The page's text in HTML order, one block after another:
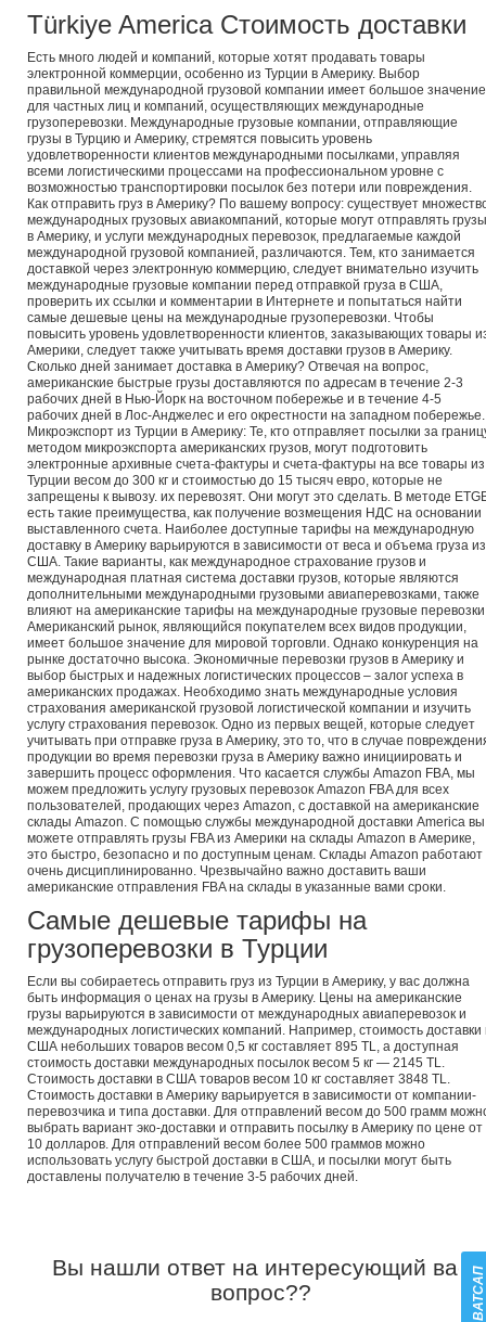
Türkiye America Стоимость доставки
Есть много людей и компаний, которые хотят продавать товары
электронной коммерции, особенно из Турции в Америку. Выбор
правильной международной грузовой компании имеет большое значение
для частных лиц и компаний, осуществляющих международные
грузоперевозки. Международные грузовые компании, отправляющие
грузы в Турцию и Америку, стремятся повысить уровень
удовлетворенности клиентов международными посылками, управляя
всеми логистическими процессами на профессиональном уровне с
возможностью транспортировки посылок без потери или повреждения.
Как отправить груз в Америку? По вашему вопросу: существует
международных грузовых авиакомпаний, которые могут отправлять грузы
в Америку, и услуги международных перевозок, предлагаемые каждой
международной грузовой компанией, различаются. Тем, кто занимается
доставкой через электронную коммерцию, следует внимательно изучить
международные грузовые компании перед отправкой груза в США,
проверить их ссылки и комментарии в Интернете и попытаться найти
самые дешевые цены на международные грузоперевозки. Чтобы
повысить уровень удовлетворенности клиентов, заказывающих товары
Америки, следует также учитывать время доставки грузов в Америку.
Сколько дней занимает доставка в Америку? Отвечая на вопрос,
американские быстрые грузы доставляются по адресам в течение 2-3
рабочих дней в Нью-Йорк на восточном побережье и в течение 4-5
рабочих дней в Лос-Анджелес и его окрестности на западном побережье.
Микроэкспорт из Турции в Америку: Те, кто отправляет посылки за
методом микроэкспорта американских грузов, могут подготовить
электронные архивные счета-фактуры и счета-фактуры на все товары из
Турции весом до 300 кг и стоимостью до 15 тысяч евро, которые не
запрещены к вывозу. их перевозят. Они могут это сделать. В методе
есть такие преимущества, как получение возмещения НДС на основании
выставленного счета. Наиболее доступные тарифы на международную
доставку в Америку варьируются в зависимости от веса и объема груза из
США. Такие варианты, как международное страхование грузов и
международная платная система доставки грузов, которые являются
дополнительными международными грузовыми авиаперевозками, также
влияют на американские тарифы на международные грузовые
Американский рынок, являющийся покупателем всех видов продукции,
имеет большое значение для мировой торговли. Однако конкуренция на
рынке достаточно высока. Экономичные перевозки грузов в Америку и
выбор быстрых и надежных логистических процессов – залог успеха в
американских продажах. Необходимо знать международные условия
страхования американской грузовой логистической компании и изучить
услугу страхования перевозок. Одно из первых вещей, которые следует
учитывать при отправке груза в Америку, это то, что в случае
продукции во время перевозки груза в Америку важно инициировать и
завершить процесс оформления. Что касается службы Amazon FBA, мы
можем предложить услугу грузовых перевозок Amazon FBA для всех
пользователей, продающих через Amazon, с доставкой на американские
склады Amazon. С помощью службы международной доставки America вы
можете отправлять грузы FBA из Америки на склады Amazon в Америке,
это быстро, безопасно и по доступным ценам. Склады Amazon работают
очень дисциплинированно. Чрезвычайно важно доставить ваши
американские отправления FBA на склады в указанные вами сроки.
Самые дешевые тарифы на
грузоперевозки в Турции
Если вы собираетесь отправить груз из Турции в Америку, у вас должна
быть информация о ценах на грузы в Америку. Цены на американские
грузы варьируются в зависимости от международных авиаперевозок и
международных логистических компаний. Например, стоимость доставки
США небольших товаров весом 0,5 кг составляет 895 TL, а доступная
стоимость доставки международных посылок весом 5 кг — 2145 TL.
Стоимость доставки в США товаров весом 10 кг составляет 3848 TL.
Стоимость доставки в Америку варьируется в зависимости от компании-
перевозчика и типа доставки. Для отправлений весом до 500 грамм
выбрать вариант эко-доставки и отправить посылку в Америку по цене от
10 долларов. Для отправлений весом более 500 граммов можно
использовать услугу быстрой доставки в США, и посылки могут быть
доставлены получателю в течение 3-5 рабочих дней.
Вы нашли ответ на интересующий вас
вопрос??
ВАТСАП